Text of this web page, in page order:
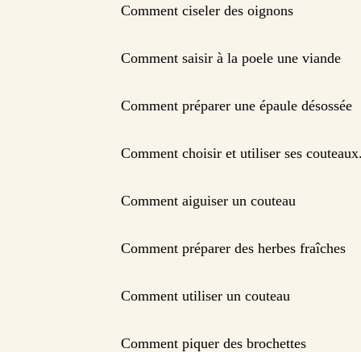
Comment ciseler des oignons
Comment saisir à la poele une viande
Comment préparer une épaule désossée
Comment choisir et utiliser ses
Comment aiguiser un couteau
Comment préparer des herbes fraîches
Comment utiliser un couteau
Comment piquer des brochettes